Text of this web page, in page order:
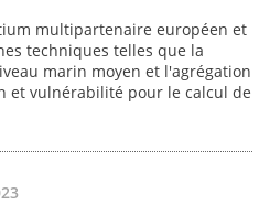
multipartenaire européen et
techniques telles que la
marin moyen et l'agrégation
et vulnérabilité pour le calcul de